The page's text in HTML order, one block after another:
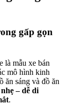
gấp gọn
là mẫu xe bán
mô hình kinh
ăn sáng và đồ ăn
– dễ di
.